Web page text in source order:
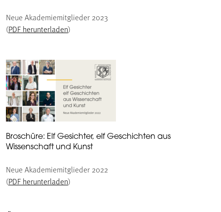
Neue Akademiemitglieder 2023
(PDF herunterladen)
Broschüre: Elf Gesichter, elf Geschichten aus
Wissenschaft und Kunst
Neue Akademiemitglieder 2022
(PDF herunterladen)